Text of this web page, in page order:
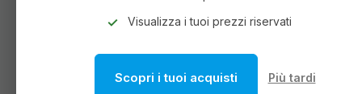
RILEGATRICI DORSI A
Visualizza i tuoi prezzi riservati
Scopri i tuoi acquisti Più tardi